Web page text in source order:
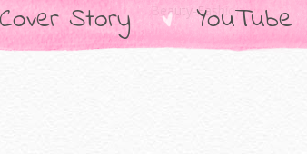
Beauty-Fashion-Food--
Story YouTube